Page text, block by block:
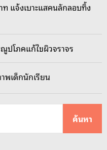
แจ้งเบาะแสคนลักลอบทิ้ง
ปโภคแก้ไขผิวจราจร
พเด็กนักเรียน